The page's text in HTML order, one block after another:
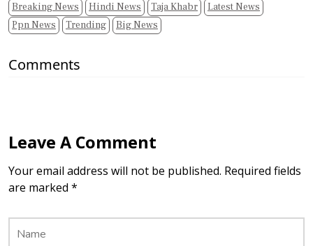
Breaking News Hindi News Taja Khabr
Latest News
Ppn News
Trending Big News
Comments
Leave A Comment
Your email address will not be published. Required fields
are marked *